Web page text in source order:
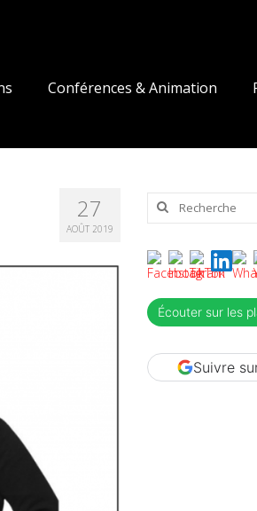
Conférences & Animation
27
AOÛT 2019
Rechercher
Écouter sur les
Suivre